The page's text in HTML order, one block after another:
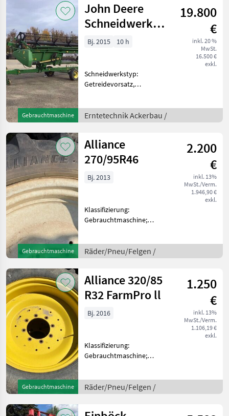
DEF/AD BLUE: Ja;
Motorhersteller: Mercedes ;
Abgelese
Gebrauchtmaschine
John Deere
Schneidwerk
622 R mit
Schneidwerkswag
19.800
€
inkl. 20 %
MwSt.
16.500 €
exkl.
Bj. 2015 10 h
Schneidwerkstyp:
Getreidevorsatz,
Gebrauchtmaschine;
Arbeitsbreite: 6.7;
Schneidwerkswagen: Ja;
Seri
Erntetechnik Ackerbau /
Gebrauchtmaschine
Alliance
270/95R46
2.200
€
inkl. 13%
MwSt./Verm.
1.946,90 €
exkl.
Bj. 2013
Klassifizierung:
Gebrauchtmaschine;
und Baureihe der
passenden Maschine: Steyr;
Räder/Reifen: kom
Räder/Pneu/Felgen /
Gebrauchtmaschine
Alliance 320/85
R32 FarmPro ll
1.250
€
inkl. 13%
MwSt./Verm.
1.106,19 €
exkl.
Bj. 2016
Klassifizierung:
Gebrauchtmaschine;
und Baureihe der
passenden Maschine: John
Räder/Pneu/Felgen /